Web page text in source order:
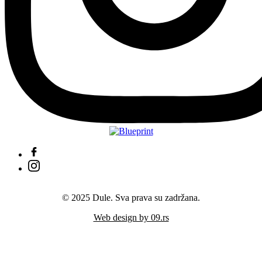
© 2025 Dule. Sva prava su zadržana.
Web design by 09.rs